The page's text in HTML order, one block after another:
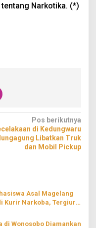
Narkotika. (*)
Pos berikutnya
di Kedungwaru
Libatkan Truk
dan Mobil Pickup
Asal Magelang
Kurir Narkoba, Tergiur
di Wonosobo Diamankan